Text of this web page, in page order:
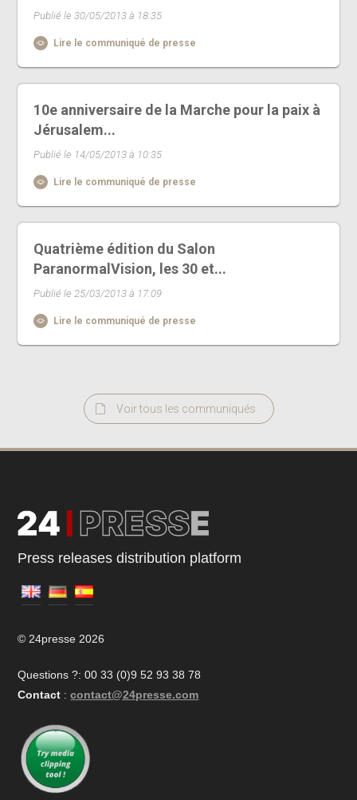
Publié le 30/05/2013 à 18:35
Lire le communiqué de presse
10e anniversaire de la Marche pour la paix à
Jérusalem...
Publié le 14/05/2013 à 10:35
Lire le communiqué de presse
Quatrième édition du Salon
ParanormalVision, les 30 et...
Publié le 25/03/2013 à 17:09
Lire le communiqué de presse
Voir tous les communiqués
Press releases distribution platform
© 24presse 2026
Questions ?: 00 33 (0)9 52 93 38 78
Contact : contact@24presse.com